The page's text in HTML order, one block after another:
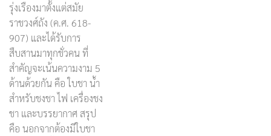
รุ่งเรืองมาตั้งแต่สมัย
ราชวงศ์ถัง (ค.ศ. 618-
907) และได้รับการ
สืบสานมาทุกชั่วคน ที่
สำคัญจะเน้นความงาม 5
ด้านด้วยกัน คือ ใบชา น้ำ
สำหรับชงชา ไฟ เครื่องชง
ชา และบรรยากาศ สรุป
คือ นอกจากต้องมีใบชา